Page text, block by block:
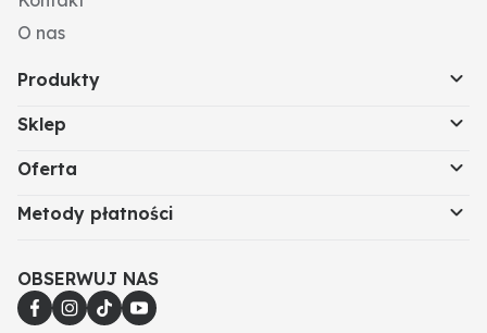
O nas
Produkty
Sklep
Oferta
Metody płatności
OBSERWUJ NAS